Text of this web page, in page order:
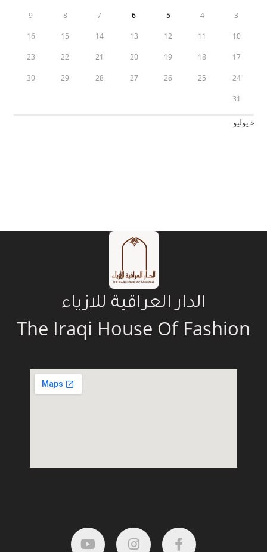
3
4
5
6
7
8
9
10
11
12
13
14
15
16
17
18
19
20
21
22
23
24
25
26
27
28
29
30
31
« يوليو
الدار العراقية للازياء
The Iraqi House Of Fashion